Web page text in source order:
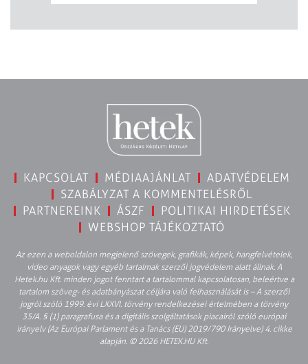
KAPCSOLAT MÉDIAAJÁNLAT
ADATVÉDELEM
SZABÁLYZAT A KOMMENTELÉSRŐL
PARTNEREINK
ÁSZF
POLITIKAI HIRDETÉSEK
WEBSHOP TÁJÉKOZTATÓ
Az ezen a weboldalon megjelenő szövegek, grafikák, képek, hangfelvételek,
video anyagok vagy egyéb tartalmak szerzői jogvédelem alatt állnak. A
Hetek.hu Kft. minden jogot fenntart a tartalommal kapcsolatosan, beleértve a
tartalom szöveg- és adatbányászat céljára való felhasználását is – A szerzői
jogról szóló 1999. évi LXXVI. törvény rendelkezései értelmében a törvény
35/A. § (1) paragrafusa és a digitális szolgáltatások piacairól szóló európai
irányelv (Az Európai Parlament és a Tanács (EU) 2019/790 Irányelve) 4. cikke
alapján. © 2026 HETEK.HU Kft.